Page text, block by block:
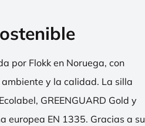
por Flokk en Noruega, con
y la calidad. La silla
GREENGUARD Gold y
europea EN 1335. Gracias a su